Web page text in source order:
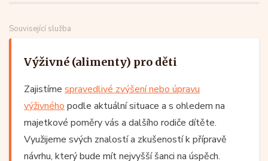
Související služba
Výživné (alimenty) pro děti
Zajistíme spravedlivé zvýšení nebo úpravu
výživného podle aktuální situace a s ohledem na
majetkové poměry vás a dalšího rodiče dítěte.
Využijeme svých znalostí a zkušeností k přípravě
návrhu, který bude mít nejvyšší šanci na úspěch.